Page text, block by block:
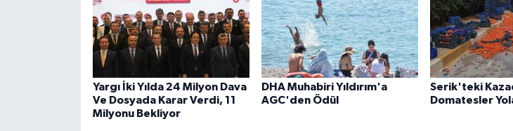
Yargı İki Yılda 24 Milyon Dava
Ve Dosyada Karar Verdi, 11
Milyonu Bekliyor
DHA Muhabiri Yıldırım'a
AGC'den Ödül
Serik'teki
Domatesler